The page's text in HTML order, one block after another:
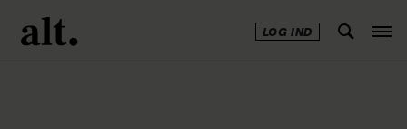
LOG IND